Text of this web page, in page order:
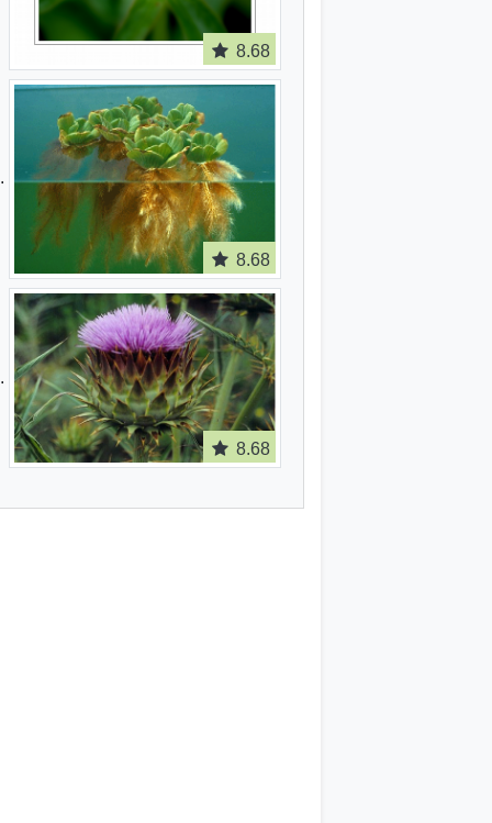
8.68
8.68
8.68